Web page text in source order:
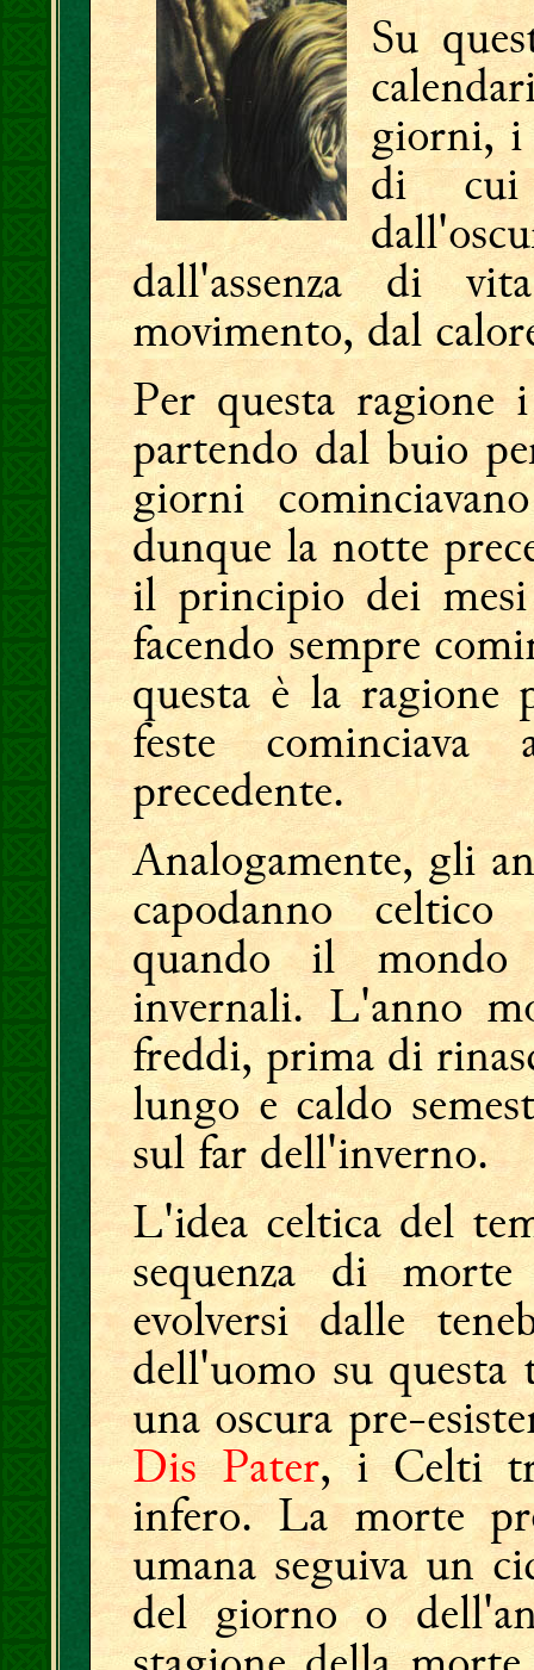
Su
giorni, i
di cui
dall'assenza di
movimento, dal
Per questa
partendo dal buio
giorni
dunque la notte
il principio dei
facendo sempre
questa è la ragione
feste
precedente.
Analogamente, gli
capodanno
quando il mondo
invernali. L'anno
freddi, prima di
lungo e caldo
sul far dell'inverno.
L'idea celtica del
sequenza di
evolversi dalle
dell'uomo su questa
una oscura pre-
Dis Pater, i Celti
infero. La morte
umana seguiva un
del giorno o